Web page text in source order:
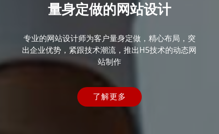
量身定做的网站设计
专业的网站设计师为客户量身定做，精心布局，突
出企业优势，紧跟技术潮流，推出H5技术的动态网
站制作
了解更多